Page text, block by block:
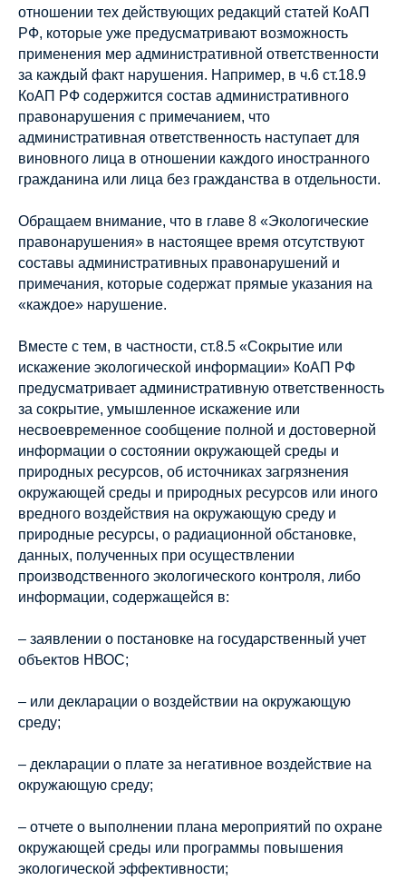
отношении тех действующих редакций статей КоАП
РФ, которые уже предусматривают возможность
применения мер административной ответственности
за каждый факт нарушения. Например, в ч.6 ст.18.9
КоАП РФ содержитcя состав административного
правонарушения с примечанием, что
административная ответственность наступает для
виновного лица в отношении каждого иностранного
гражданина или лица без гражданства в отдельности.
Обращаем внимание, что в главе 8 «Экологические
правонарушения» в настоящее время отсутствуют
составы административных правонарушений и
примечания, которые содержат прямые указания на
«каждое» нарушение.
Вместе с тем, в частности, ст.8.5 «Сокрытие или
искажение экологической информации» КоАП РФ
предусматривает административную ответственность
за сокрытие, умышленное искажение или
несвоевременное сообщение полной и достоверной
информации о состоянии окружающей среды и
природных ресурсов, об источниках загрязнения
окружающей среды и природных ресурсов или иного
вредного воздействия на окружающую среду и
природные ресурсы, о радиационной обстановке,
данных, полученных при осуществлении
производственного экологического контроля, либо
информации, содержащейся в:
– заявлении о постановке на государственный учет
объектов НВОС;
– или декларации о воздействии на окружающую
среду;
– декларации о плате за негативное воздействие на
окружающую среду;
– отчете о выполнении плана мероприятий по охране
окружающей среды или программы повышения
экологической эффективности;